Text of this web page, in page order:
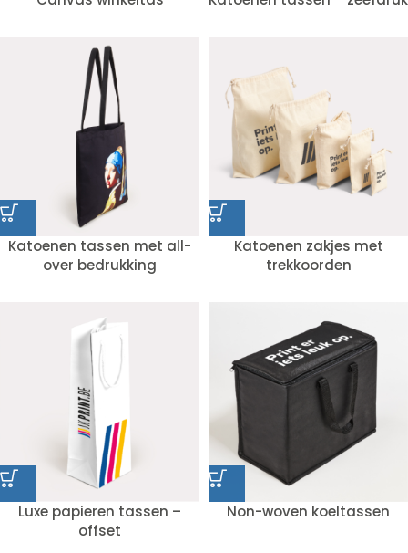
Katoenen tassen met all-
over bedrukking
Katoenen zakjes met
trekkoorden
Luxe papieren tassen –
offset
Non-woven koeltassen